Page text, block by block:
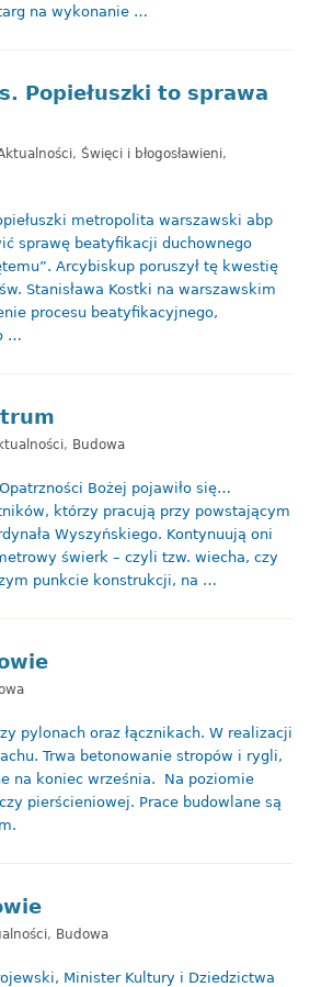
na wykonanie …
Popiełuszki to sprawa
,Święci i błogosławieni,
metropolita warszawski abp
sprawę beatyfikacji duchownego
Arcybiskup poruszył tę kwestię
Stanisława Kostki na warszawskim
procesu beatyfikacyjnego,
…
, Budowa
Bożej pojawiło się…
którzy pracują przy powstającym
Wyszyńskiego. Kontynuują oni
świerk – czyli tzw. wiecha, czy
punkcie konstrukcji, na …
pylonach oraz łącznikach. W realizacji
Trwa betonowanie stropów i rygli,
na koniec września. Na poziomie
pierścieniowej. Prace budowlane są
, Budowa
Minister Kultury i Dziedzictwa